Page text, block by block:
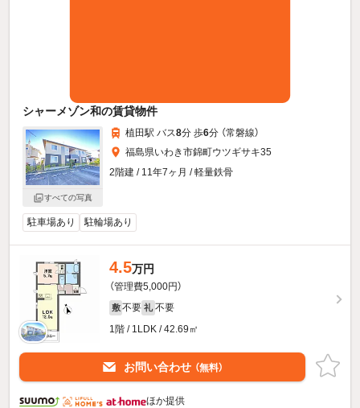
シャーメゾン和の賃貸物件
すべての写真
植田駅 バス8分 歩6分 （常磐線）
福島県いわき市錦町ウツギサキ35
2階建 / 11年7ヶ月 / 軽量鉄骨
駐車場あり 駐輪場あり
4.5万円
（管理費5,000円）
敷 不要 礼 不要
1階 / 1LDK / 42.69㎡
お問い合わせ （無料）
ほか提供